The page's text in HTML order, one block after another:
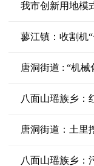
我市创新用地模
蓼江镇：收割机
唐洞街道 : “机
八面山瑶族乡：
唐洞街道：土里
八面山瑶族乡：